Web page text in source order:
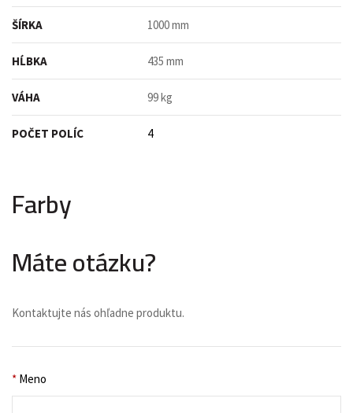
ŠÍRKA 1000 mm
HĹBKA 435 mm
VÁHA 99 kg
POČET POLÍC 4
Farby
Máte otázku?
Kontaktujte nás ohľadne produktu.
* Meno